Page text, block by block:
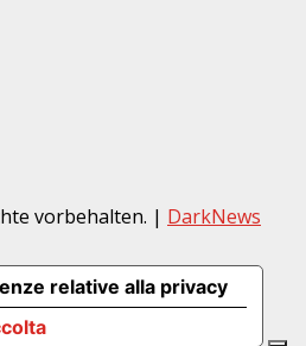
vorbehalten. | DarkNews
relative alla privacy